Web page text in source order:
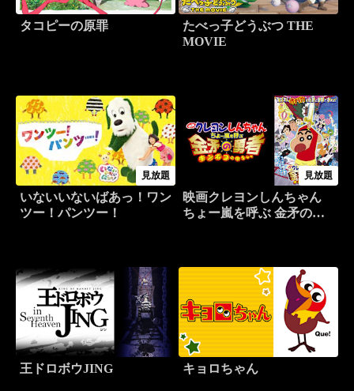
タコピーの原罪
たべっ子どうぶつ THE
MOVIE
見放題
いないいないばあっ！ワン
ツー！パンツー！
見放題
映画クレヨンしんちゃん
ちょー嵐を呼ぶ 金矛の勇
王ドロボウJING キョロちゃん